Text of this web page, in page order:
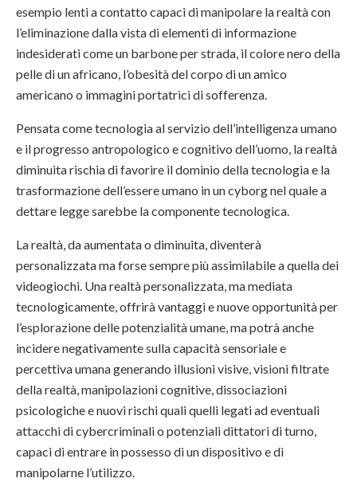
esempio lenti a contatto capaci di manipolare la realtà con
l’eliminazione dalla vista di elementi di informazione
indesiderati come un barbone per strada, il colore nero della
pelle di un africano, l’obesità del corpo di un amico
americano o immagini portatrici di sofferenza.
Pensata come tecnologia al servizio dell’intelligenza umano
e il progresso antropologico e cognitivo dell’uomo, la realtà
diminuita rischia di favorire il dominio della tecnologia e la
trasformazione dell’essere umano in un cyborg nel quale a
dettare legge sarebbe la componente tecnologica.
La realtà, da aumentata o diminuita, diventerà
personalizzata ma forse sempre più assimilabile a quella dei
videogiochi. Una realtà personalizzata, ma mediata
tecnologicamente, offrirà vantaggi e nuove opportunità per
l’esplorazione delle potenzialità umane, ma potrà anche
incidere negativamente sulla capacità sensoriale e
percettiva umana generando illusioni visive, visioni filtrate
della realtà, manipolazioni cognitive, dissociazioni
psicologiche e nuovi rischi quali quelli legati ad eventuali
attacchi di cybercriminali o potenziali dittatori di turno,
capaci di entrare in possesso di un dispositivo e di
manipolarne l’utilizzo.